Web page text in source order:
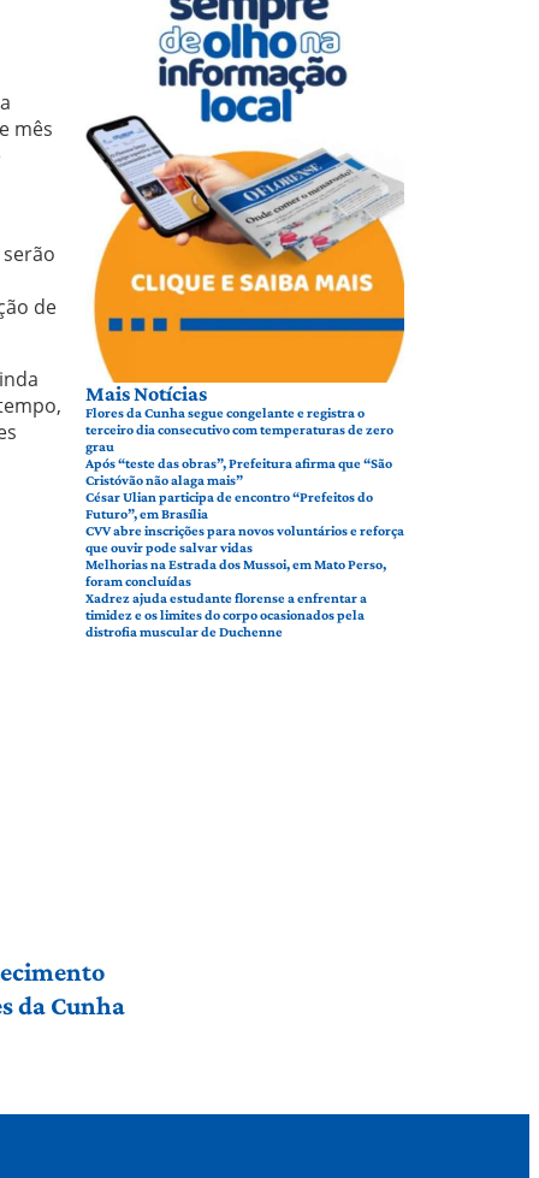
mês
de
Mais Notícias
Flores da Cunha segue congelante e registra o
terceiro dia consecutivo com temperaturas de zero
grau
Após “teste das obras”, Prefeitura afirma que “São
Cristóvão não alaga mais”
César Ulian participa de encontro “Prefeitos do
Futuro”, em Brasília
CVV abre inscrições para novos voluntários e reforça
que ouvir pode salvar vidas
Melhorias na Estrada dos Mussoi, em Mato Perso,
foram concluídas
Xadrez ajuda estudante florense a enfrentar a
timidez e os limites do corpo ocasionados pela
distrofia muscular de Duchenne
da Cunha